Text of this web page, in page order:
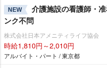
NEW
介護施設の看護師・
ンク不問
株式会社日本アメニティライフ協会
時給1,810円～2,010円
アルバイト・パート / 東京都